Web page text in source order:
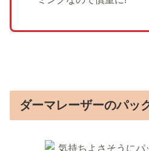
ダーマレーザーのパッ